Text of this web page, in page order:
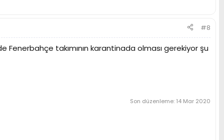
#8
takımının karantinada olması gerekiyor şu
Son düzenleme: 14 Mar 2020